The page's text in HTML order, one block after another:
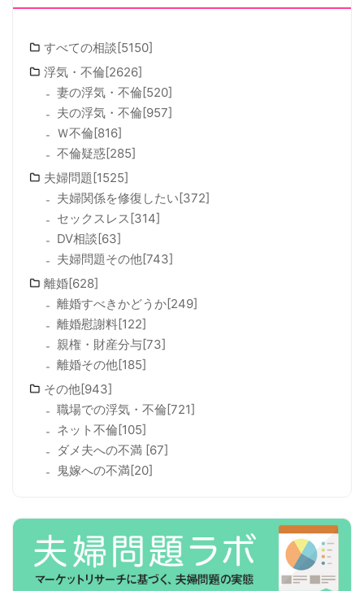
すべての相談[5150]
浮気・不倫[2626]
妻の浮気・不倫[520]
夫の浮気・不倫[957]
Ｗ不倫[816]
不倫疑惑[285]
夫婦問題[1525]
夫婦関係を修復したい[372]
セックスレス[314]
DV相談[63]
夫婦問題その他[743]
離婚[628]
離婚すべきかどうか[249]
離婚慰謝料[122]
親権・財産分与[73]
離婚その他[185]
その他[943]
職場での浮気・不倫[721]
ネット不倫[105]
ダメ夫への不満 [67]
鬼嫁への不満[20]